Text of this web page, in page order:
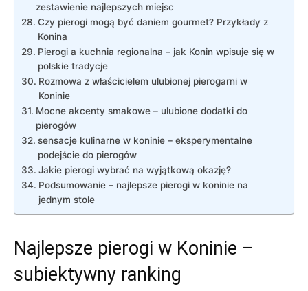
⁣zestawienie ‍najlepszych ⁣miejsc
Czy pierogi mogą być daniem gourmet?​ Przykłady z
Konina
Pierogi a kuchnia⁤ regionalna – jak Konin wpisuje się w
polskie tradycje
Rozmowa z właścicielem ulubionej pierogarni w
Koninie
Mocne akcenty ⁢smakowe – ulubione dodatki ⁢do
pierogów
sensacje kulinarne w koninie – eksperymentalne
podejście ⁣do pierogów
Jakie​ pierogi ⁣wybrać na ‍wyjątkową okazję?
Podsumowanie – najlepsze pierogi⁣ w koninie na
jednym stole
Najlepsze‍ pierogi w Koninie⁤ –
subiektywny ranking